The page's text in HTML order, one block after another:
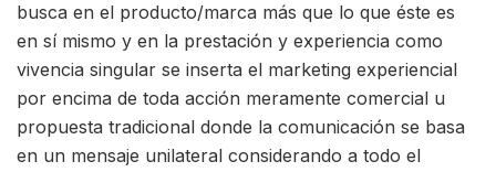
busca en el producto/marca más que lo que éste es
en sí mismo y en la prestación y experiencia como
vivencia singular se inserta el marketing experiencial
por encima de toda acción meramente comercial u
propuesta tradicional donde la comunicación se basa
en un mensaje unilateral considerando a todo el